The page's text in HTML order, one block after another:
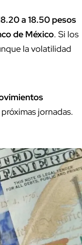
a 18.50 pesos
de México. Si los
la volatilidad
jornadas.